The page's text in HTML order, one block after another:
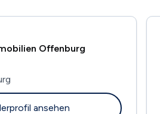
Offenburg
ansehen